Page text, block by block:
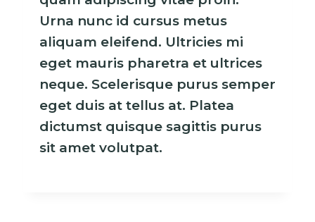
Urna nunc id cursus metus
aliquam eleifend. Ultricies mi
eget mauris pharetra et ultrices
neque. Scelerisque purus semper
eget duis at tellus at. Platea
dictumst quisque sagittis purus
sit amet volutpat.